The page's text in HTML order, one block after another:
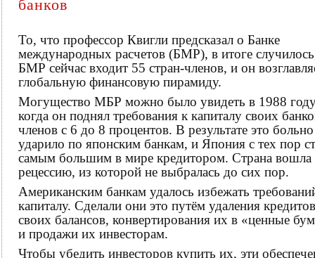
банков
То, что профессор Квигли предсказал о Банке
международных расчетов (БМР), в итоге
БМР сейчас входит 55 стран-членов, и он
глобальную финансовую пирамиду.
Могущество МБР можно было увидеть в 1988
когда он поднял требования к капиталу своих
членов с 6 до 8 процентов. В результате это больно
ударило по японским банкам, и Япония с тех пор
самым большим в мире кредитором. Страна вошла
рецессию, из которой не выбралась до сих пор.
Американским банкам удалось избежать
капиталу. Сделали они это путём удаления
своих балансов, конвертирования их в «ценные
и продажи их инвесторам.
Чтобы убедить инвесторов купить их, эти